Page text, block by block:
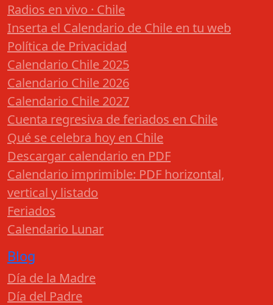
Radios en vivo · Chile
Inserta el Calendario de Chile en tu web
Política de Privacidad
Calendario Chile 2025
Calendario Chile 2026
Calendario Chile 2027
Cuenta regresiva de feriados en Chile
Qué se celebra hoy en Chile
Descargar calendario en PDF
Calendario imprimible: PDF horizontal,
vertical y listado
Feriados
Calendario Lunar
Blog
Día de la Madre
Día del Padre